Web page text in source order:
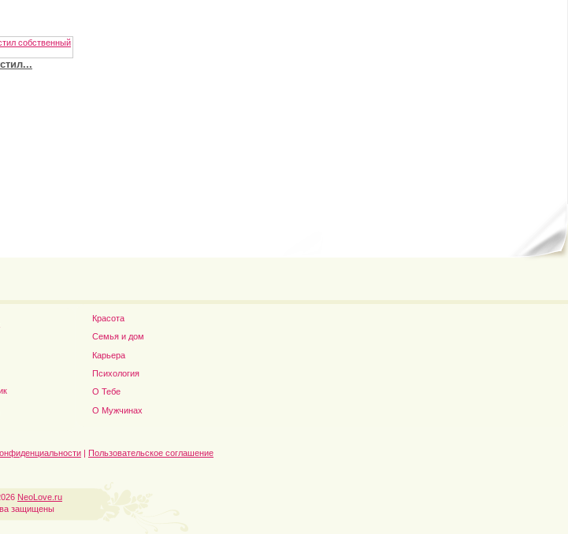
Дэниел Рэдклифф...
Красота
Семья и дом
Карьера
Психология
О Тебе
О Мужчинах
| Пользовательское соглашение
NeoLove.ru
защищены